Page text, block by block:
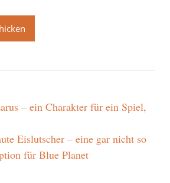
– ein Charakter für ein Spiel,
Eislutscher – eine gar nicht so
für Blue Planet